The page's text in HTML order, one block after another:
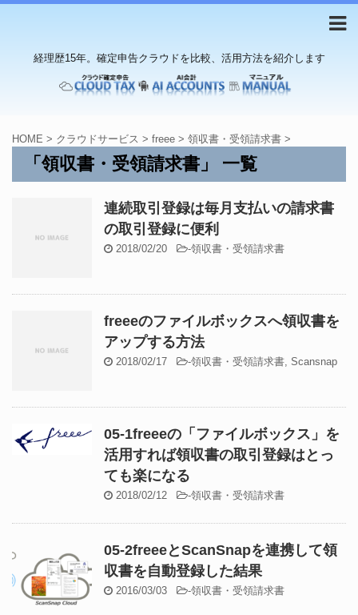
経理歴15年。確定申告クラウドを比較、活用方法を紹介します
HOME > クラウドサービス > freee > 領収書・受領請求書 >
「領収書・受領請求書」 一覧
連続取引登録は毎月支払いの請求書
の取引登録に便利
2018/02/20 -領収書・受領請求書
freeeのファイルボックスへ領収書を
アップする方法
2018/02/17 -領収書・受領請求書 Scansnap
05-1freeeの「ファイルボックス」を
活用すれば領収書の取引登録はとっ
ても楽になる
2018/02/12 -領収書・受領請求書
05-2freeeとScanSnapを連携して領
収書を自動登録した結果
2016/03/03 -領収書・受領請求書